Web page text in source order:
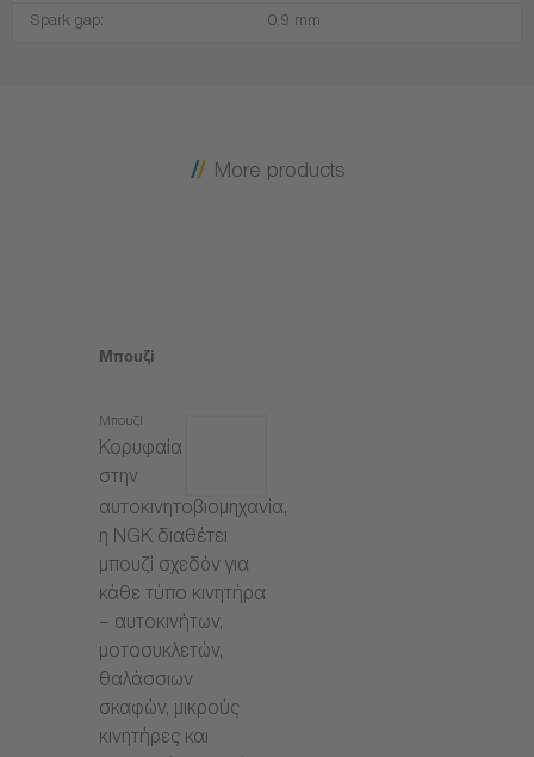
Spark gap: 0.9 mm
More products
Μπουζί
Μπουζί
Κορυφαία
στην
αυτοκινητοβιομηχανία,
η NGK διαθέτει
μπουζί σχεδόν για
κάθε τύπο κινητήρα
– αυτοκινήτων,
μοτοσυκλετών,
θαλάσσιων
σκαφών, μικρούς
κινητήρες και